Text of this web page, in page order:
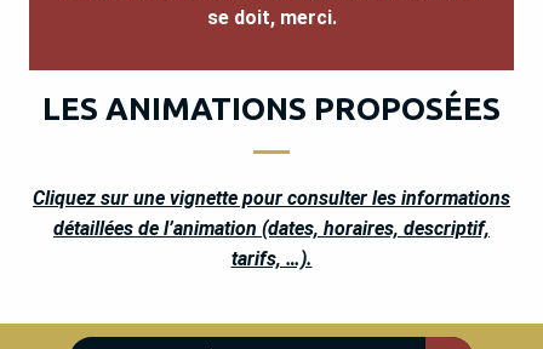
se doit, merci.
LES ANIMATIONS PROPOSÉES
Cliquez sur une vignette pour consulter les informations
détaillées de l’animation (dates, horaires, descriptif,
tarifs, …).